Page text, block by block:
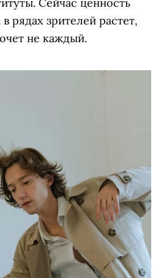
рядах зрителей растет,
не каждый.